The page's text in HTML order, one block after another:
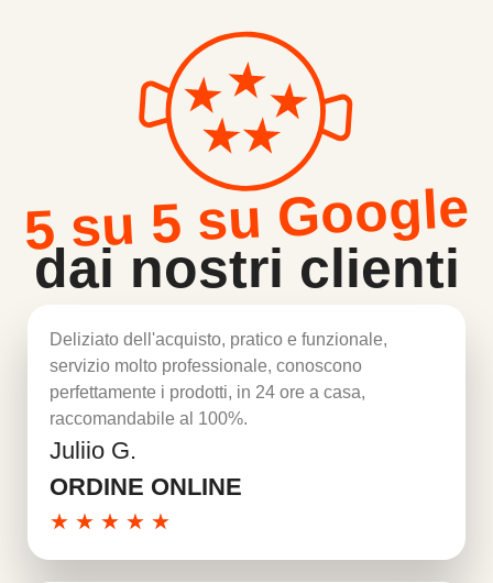
5 su 5 su Google
dai nostri clienti
Deliziato dell'acquisto, pratico e funzionale,
servizio molto professionale, conoscono
perfettamente i prodotti, in 24 ore a casa,
raccomandabile al 100%.
Juliio G.
ORDINE ONLINE
★ ★ ★ ★ ★